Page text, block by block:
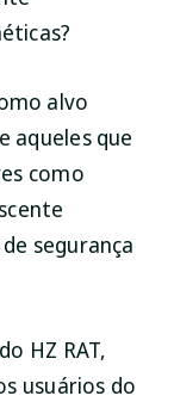
alvo
aqueles que
como
segurança
HZ RAT,
usuários do